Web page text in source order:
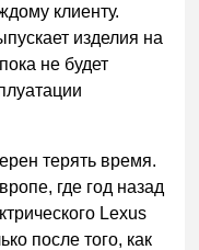
клиенту.
изделия на
не будет
терять время.
где год назад
Lexus
после того, как